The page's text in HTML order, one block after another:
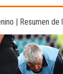
el
la
música.
| Resumen de